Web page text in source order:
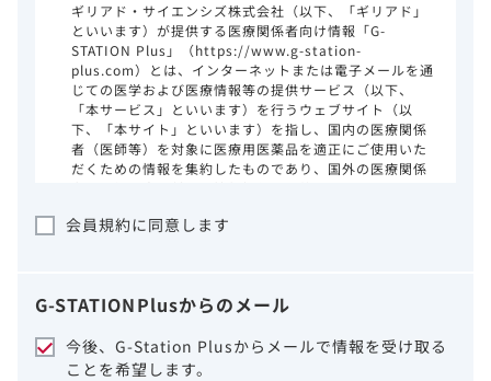
ギリアド・サイエンシズ株式会社（以下、「ギリアド」
といいます）が提供する医療関係者向け情報「G-
STATION Plus」（https://www.g-station-
plus.com）とは、インターネットまたは電子メールを通
じての医学および医療情報等の提供サービス（以下、
「本サービス」といいます）を行うウェブサイト（以
下、「本サイト」といいます）を指し、国内の医療関係
者（医師等）を対象に医療用医薬品を適正にご使用いた
だくための情報を集約したものであり、国外の医療関係
事項をご熟読いただき、同意された場合のみご利用くだ
ギリアドは、本サイトのコンテンツについて
細心の注意を払い、正確かつ最新の情報を提
供するように努力をしておりますが、正確
性、確実性、妥当性、有用性、ご利用になら
会員規約に同意します
G-STATIONPlusからのメール
今後、G-Station Plusからメールで情報を受け取る
ことを希望します。